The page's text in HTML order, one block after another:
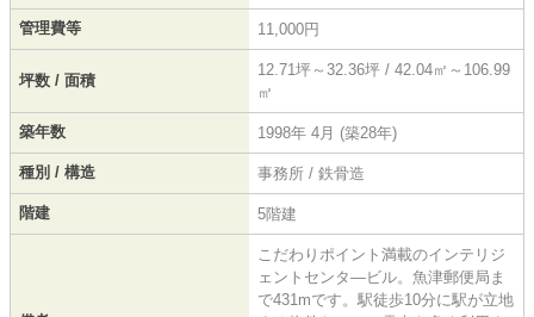
管理費等 11,000円
坪数 / 面積
12.71坪～32.36坪 / 42.04㎡～106.99
㎡
築年数 1998年 4月 (築28年)
種別 / 構造 事務所 / 鉄骨造
階建 5階建
こだわりポイント満載のインテリジ
ェントセンタ―ビル。魚津郵便局ま
で431mです。駅徒歩10分に駅が立地